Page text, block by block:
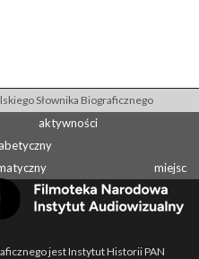
Słownika Biograficznego
aktywności
miejsc
jest Instytut Historii PAN